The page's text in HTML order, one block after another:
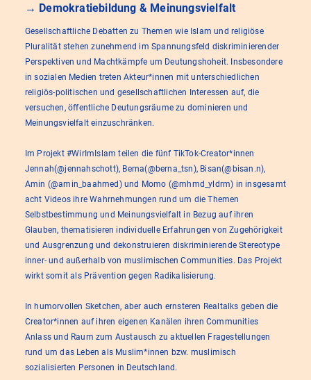
→ Demokratiebildung & Meinungsvielfalt
Gesellschaftliche Debatten zu Themen wie Islam und religiöse
Pluralität stehen zunehmend im Spannungsfeld diskriminierender
Perspektiven und Machtkämpfe um Deutungshoheit. Insbesondere
in sozialen Medien treten Akteur*innen mit unterschiedlichen
religiös-politischen und gesellschaftlichen Interessen auf, die
versuchen, öffentliche Deutungsräume zu dominieren und
Meinungsvielfalt einzuschränken.
Im Projekt #WirImIslam teilen die fünf TikTok-Creator*innen
Jennah(@jennahschott), Berna(@berna_tsn), Bisan(@bisan.n),
Amin (@amin_baahmed) und Momo (@mhmd_yldrm) in insgesamt
acht Videos ihre Wahrnehmungen rund um die Themen
Selbstbestimmung und Meinungsvielfalt in Bezug auf ihren
Glauben, thematisieren individuelle Erfahrungen von Zugehörigkeit
und Ausgrenzung und dekonstruieren diskriminierende Stereotype
inner- und außerhalb von muslimischen Communities. Das Projekt
wirkt somit als Prävention gegen Radikalisierung.
In humorvollen Sketchen, aber auch ernsteren Realtalks geben die
Creator*innen auf ihren eigenen Kanälen ihren Communities
Anlass und Raum zum Austausch zu aktuellen Fragestellungen
rund um das Leben als Muslim*innen bzw. muslimisch
sozialisierten Personen in Deutschland.